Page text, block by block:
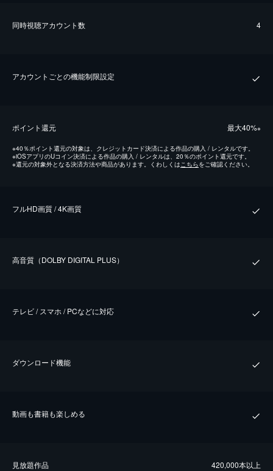
同時視聴アカウント数 4
アカウントごとの機能制限設定
ポイント還元 最⼤40%※
※40％ポイント還元の対象は、クレジットカード決済による作品の購入 / レンタルです。
※iOSアプリのUコイン決済による作品の購入 / レンタルは、20％のポイント還元です。
※還元の対象外となる決済方法や商品があります。くわしくはこちらをご確認ください。
フルHD画質 / 4K画質
⾼⾳質（DOLBY DIGITAL PLUS）
テレビ / スマホ / PCなどに対応
ダウンロード機能
動画も書籍も楽しめる
⾒放題作品 420,000本以上